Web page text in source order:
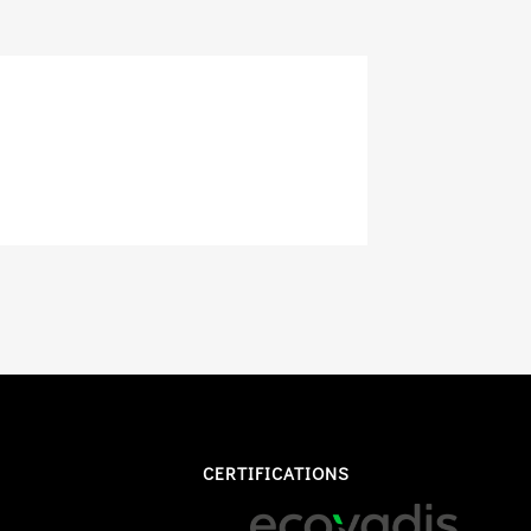
CERTIFICATIONS